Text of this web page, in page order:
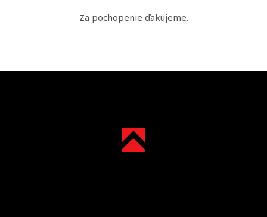
Za pochopenie ďakujeme.